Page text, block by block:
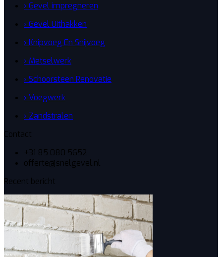
› Gevel impregneren
› Gevel Uithakken
› Knipvoeg En Snijvoeg
› Metselwerk
› Schoorsteen Renovatie
› Voegwerk
› Zandstralen
Contact
+31 85 080 5652
offerte@snelgevel.nl
Recent bericht